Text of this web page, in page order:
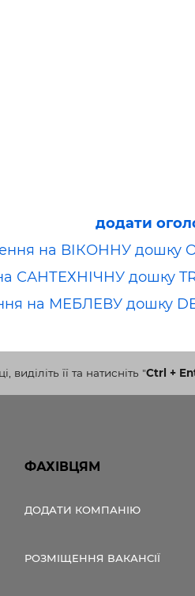
додати
на ВІКОННУ дошку
САНТЕХНІЧНУ дошку
на МЕБЛЕВУ дошку
її та натисніть "Ctrl +
ФАХІВЦЯМ
ДОДАТИ КОМПАНІЮ
РОЗМІЩЕННЯ ВАКАНСІЇ